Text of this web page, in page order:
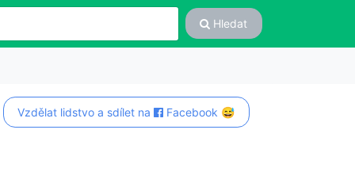
Hledat
Vzdělat lidstvo a sdílet na Facebook 😅